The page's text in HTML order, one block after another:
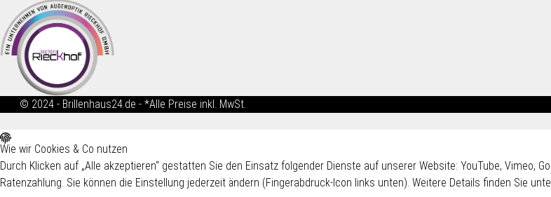
© 2024 - Brillenhaus24.de - *Alle Preise inkl. MwSt.
Wie wir Cookies & Co nutzen
Durch Klicken auf „Alle akzeptieren“ gestatten Sie den Einsatz folgender Dienste auf unserer Website: YouTube, Vimeo,
Ratenzahlung. Sie können die Einstellung jederzeit ändern (Fingerabdruck-Icon links unten). Weitere Details finden Sie